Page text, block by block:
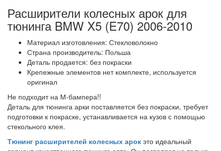
Расширители колесных арок для
тюнинга BMW X5 (E70) 2006-2010
Материал изготовления: Стекловолокно
Страна производитель: Польша
Деталь продается: без покраски
Крепежные элементов нет комплекте, используется
оригинал
Не подходит на М-бампера!!
Деталь для тюнинга арки поставляется без покраски, требует
подготовки к покраске, устанавливается на кузов с помощью
стекольного клея.
Тюнинг расширителей колесных арок это идеальный